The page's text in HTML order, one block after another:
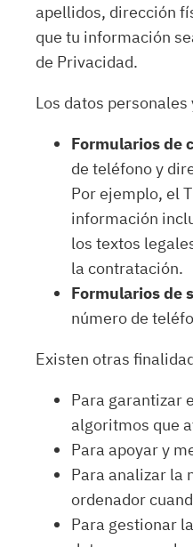
apellidos, dirección
que tu información
de Privacidad.
Los datos
Formularios de
de teléfono y
Por ejemplo, el
información
los textos
la contratación.
Formularios de
número de
Existen otras
Para garantizar
algoritmos que
Para apoyar y
Para analizar la
ordenador
Para gestionar